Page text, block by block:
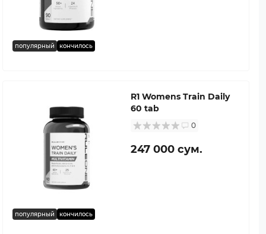
популярный кончилось
популярный кончилось
R1 Womens Train Daily
60 tab
0
247 000 сум.